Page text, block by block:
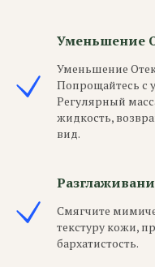
Уменьшение
Уменьшение
Попрощайтесь с
Регулярный
жидкость,
вид.
Смягчите
текстуру кожи,
бархатистость.